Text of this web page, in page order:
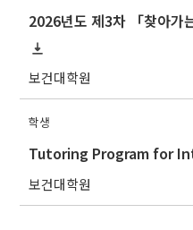
보건대학원
학생
보건대학원